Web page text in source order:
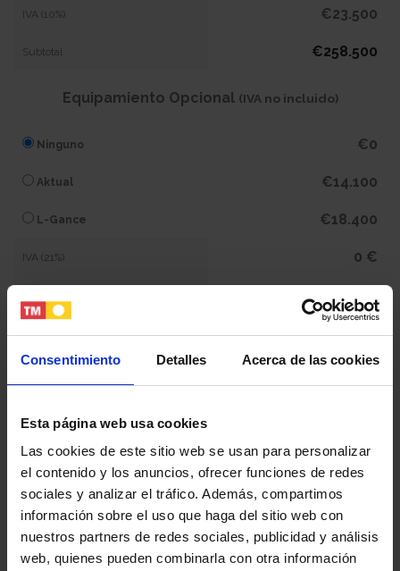
Consentimiento Detalles Acerca de las cookies
Esta página web usa cookies
Las cookies de este sitio web se usan para personalizar
el contenido y los anuncios, ofrecer funciones de redes
sociales y analizar el tráfico. Además, compartimos
información sobre el uso que haga del sitio web con
nuestros partners de redes sociales, publicidad y análisis
web, quienes pueden combinarla con otra información
Tu nombre y apellidos
Tu teléfono
IVA (10%) €23.500
Subtotal €258.500
Equipamiento Opcional (IVA no incluido)
Ninguno €0
Aktual €14.100
L-Gance €18.400
IVA (21%) 0 €
0 €
Total 258.500 €